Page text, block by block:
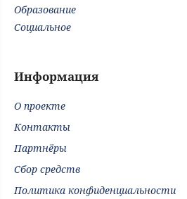
Образование
Социальное
Информация
О проекте
Контакты
Партнёры
Сбор средств
Политика конфиденциальности